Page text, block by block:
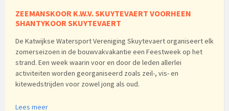
ZEEMANSKOOR K.W.V. SKUYTEVAERT VOORHEEN
SHANTYKOOR SKUYTEVAERT
De Katwijkse Watersport Vereniging Skuytevaert organiseert elk
zomerseizoen in de bouwvakvakantie een Feestweek op het
strand. Een week waarin voor en door de leden allerlei
activiteiten worden georganiseerd zoals zeil-, vis- en
kitewedstrijden voor zowel jong als oud.
Lees meer